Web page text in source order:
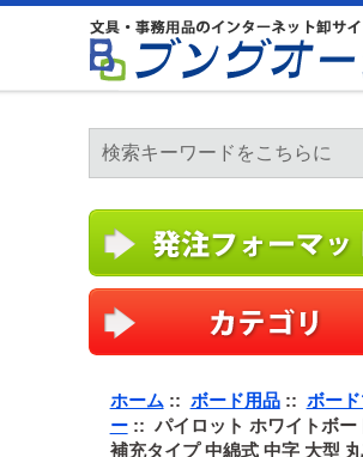
ホーム :: ボード用品:: ボー
ー:: パイロット ホワイトボー
補充タイプ 中綿式 中字 大型